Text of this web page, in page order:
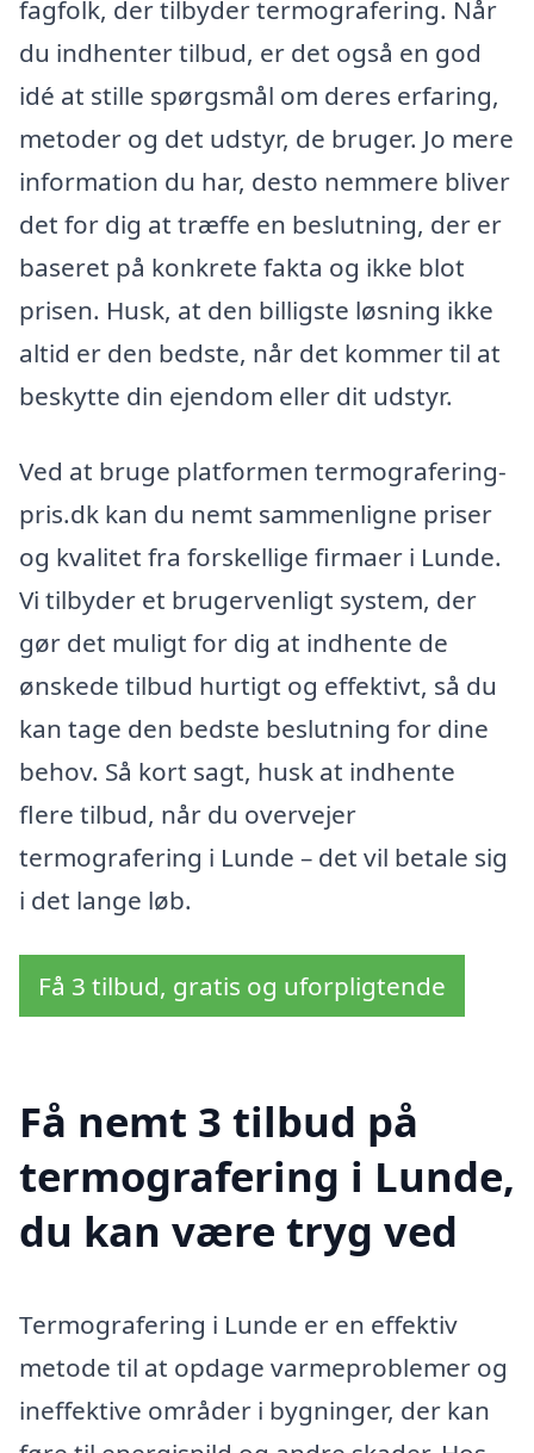
fagfolk, der tilbyder termografering. Når
du indhenter tilbud, er det også en god
idé at stille spørgsmål om deres erfaring,
metoder og det udstyr, de bruger. Jo mere
information du har, desto nemmere bliver
det for dig at træffe en beslutning, der er
baseret på konkrete fakta og ikke blot
prisen. Husk, at den billigste løsning ikke
altid er den bedste, når det kommer til at
beskytte din ejendom eller dit udstyr.
Ved at bruge platformen termografering-
pris.dk kan du nemt sammenligne priser
og kvalitet fra forskellige firmaer i Lunde.
Vi tilbyder et brugervenligt system, der
gør det muligt for dig at indhente de
ønskede tilbud hurtigt og effektivt, så du
kan tage den bedste beslutning for dine
behov. Så kort sagt, husk at indhente
flere tilbud, når du overvejer
termografering i Lunde – det vil betale sig
i det lange løb.
Få 3 tilbud, gratis og uforpligtende
Få nemt 3 tilbud på
termografering i Lunde,
du kan være tryg ved
Termografering i Lunde er en effektiv
metode til at opdage varmeproblemer og
ineffektive områder i bygninger, der kan